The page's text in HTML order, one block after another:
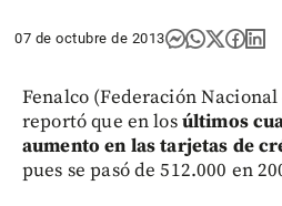
07 de octubre de 2013
Fenalco (Federación
reportó que en losúltimos
aumento en las tarjetas de
pues se pasó de 512.000 en